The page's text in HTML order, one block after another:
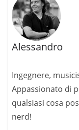
Alessandro
Ingegnere,
Appassionato di
qualsiasi cosa
nerd!